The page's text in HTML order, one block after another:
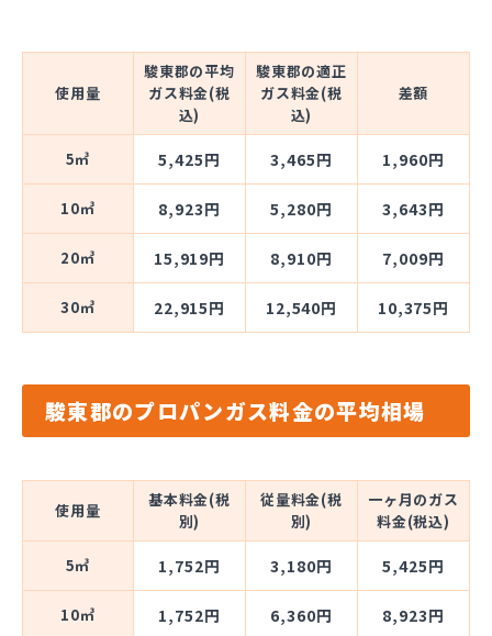
使用量
駿東郡の平均
ガス料金(税
込)
駿東郡の適正
ガス料金(税
込)
差額
5㎥ 5,425円 3,465円 1,960円
10㎥ 8,923円 5,280円 3,643円
20㎥ 15,919円 8,910円 7,009円
30㎥ 22,915円 12,540円 10,375円
駿東郡のプロパンガス料金の平均相場
使用量
基本料金(税
別)
従量料金(税
別)
一ヶ月のガス
料金(税込)
5㎥ 1,752円 3,180円 5,425円
10㎥ 1,752円 6,360円 8,923円